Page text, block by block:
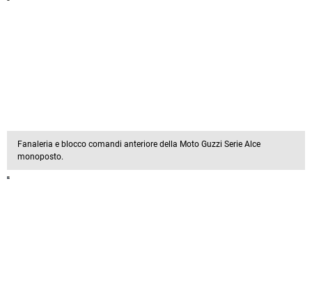
Fanaleria e blocco comandi anteriore della Moto Guzzi Serie Alce
monoposto.